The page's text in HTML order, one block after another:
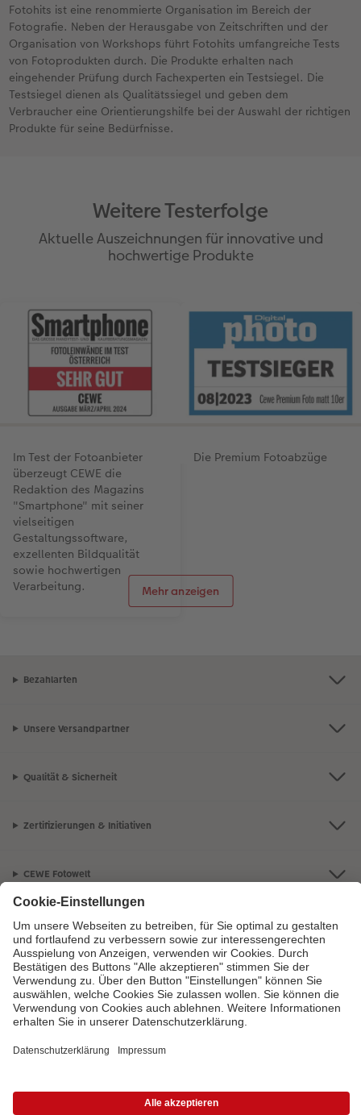
Fotohits ist eine renommierte Organisation im Bereich der
Fotografie. Neben der Herausgabe von Zeitschriften und der
Organisation von Workshops führt Fotohits umfangreiche Tests
von Fotoprodukten durch. Die Produkte erhalten nach
eingehender Prüfung durch Fachexperten ein Testsiegel. Die
Testsiegel dienen als Qualitätssiegel und geben dem
Verbraucher eine Orientierungshilfe bei der Auswahl der richtigen
Produkte für seine Bedürfnisse.
Weitere Testerfolge
Aktuelle Auszeichnungen für innovative und
hochwertige Produkte
Im Test der Fotoanbieter
überzeugt CEWE die
Redaktion des Magazins
"Smartphone" mit seiner
vielseitigen
Gestaltungssoftware,
exzellenten Bildqualität
sowie hochwertigen
Verarbeitung.
Die Premium Fotoabzüge
edle Anmutung mit hoher
Detailzeichnung aus.
Mehr anzeigen
Bezahlarten
Unsere Versandpartner
Qualität & Sicherheit
Zertifizierungen & Initiativen
CEWE Fotowelt
Sortiment
Service
Informationen